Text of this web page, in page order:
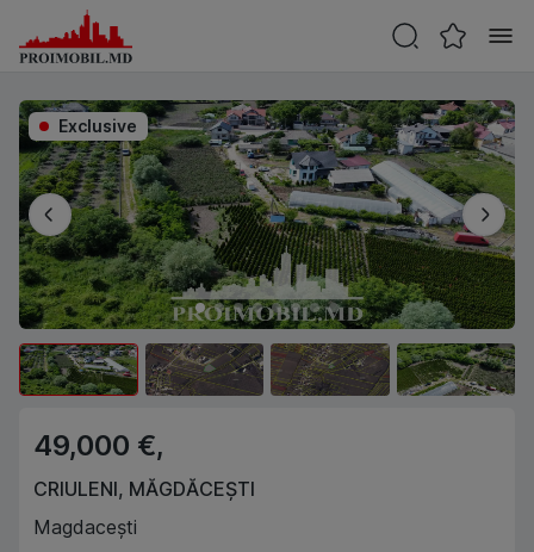
Exclusive
49,000 €,
CRIULENI, MĂGDĂCEȘTI
Magdacești